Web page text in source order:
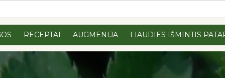
RECEPTAI AUGMENIJA LIAUDIES IŠMINTIS